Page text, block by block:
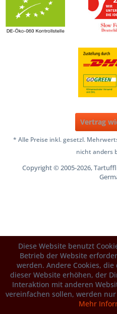
Vertrag
* Alle Preise inkl. gesetzl.
nicht anders
Copyright © 2005-2026,
Diese Website benutzt
Betrieb der Website
werden. Andere Cookies,
dieser Website erhöhen, der
Interaktion mit anderen
vereinfachen sollen, werden
Mehr